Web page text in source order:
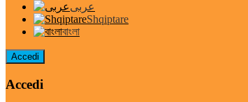
عربى
Shqiptare
বাংলা
Accedi
Accedi